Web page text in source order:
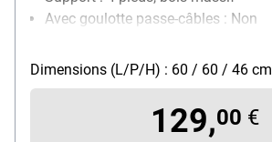
Avec goulotte passe-câbles : Non
Dimensions (L/P/H) : 60 / 60 / 46 cm
129,00 €